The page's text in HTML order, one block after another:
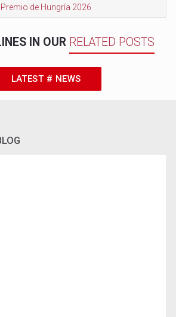
de Hungría 2026
IN OUR RELATED POSTS
LATEST # NEWS